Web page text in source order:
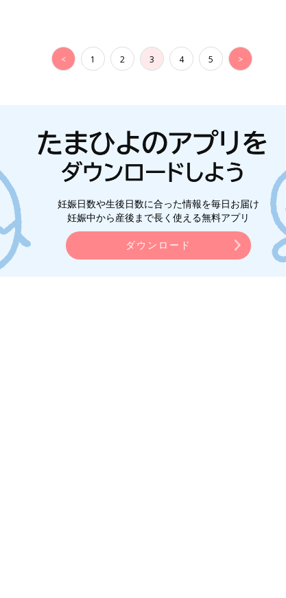
< 1 2 3 4 5 >
妊娠日数や生後日数に合った情報を毎日お届け
妊娠中から産後まで長く使える無料アプリ
ダウンロード